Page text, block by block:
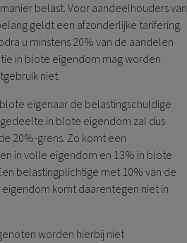
belast. Voor aandeelhouders van
geldt een afzonderlijke tarifering.
u minstens 20% van de aandelen
in blote eigendom mag worden
niet.
eigenaar de belastingschuldige
in blote eigendom zal dus
20%-grens. Zo komt een
in volle eigendom en 13% in blote
belastingplichtige met 10% van de
komt daarentegen niet in
worden hierbij niet